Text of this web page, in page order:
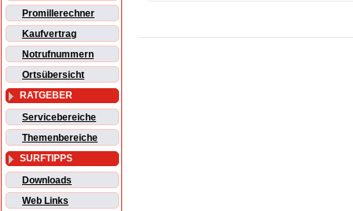
Promillerechner
Kaufvertrag
Notrufnummern
Ortsübersicht
RATGEBER
Servicebereiche
Themenbereiche
SURFTIPPS
Downloads
Web Links